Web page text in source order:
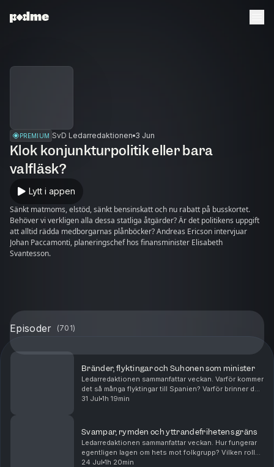
PREMIUM SvD Ledarredaktionen 3 Jun
Klok konjunkturpolitik eller bara
valfläsk?
Lytt i appen
Sänkt matmoms, elstöd, sänkt bensinskatt och nu rabatt på busskortet.
Behöver vi verkligen alla dessa statliga åtgärder? Är det politikens uppgift
att alltid rädda medborgarnas plånböcker? Andreas Ericson intervjuar
Johan Paccamonti, planeringschef hos finansminister Elisabeth
Svantesson.
Episoder (701)
Bränder, flyktingar och Suhonen som minister
Ledarredaktionen sammanfattar veckan. Varför kommer
det så många flyktingar till Spanien? Varför brinner det
så mycket runtom i Europa? Och bör Daniel Suhonen
31 Jul 1h 19min
Svampar, rymden och yttrandefrihetens gräns
Ledarredaktionen sammanfattar veckan. Hur fungerar
egentligen lagen om hets mot folkgrupp? Vilken roll
kan psykedelika spela i den palliativa vården? Och vad
24 Jul 1h 20min